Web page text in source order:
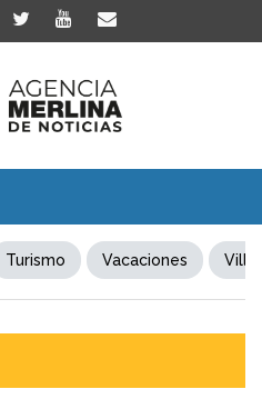
Turismo Vacaciones Villa